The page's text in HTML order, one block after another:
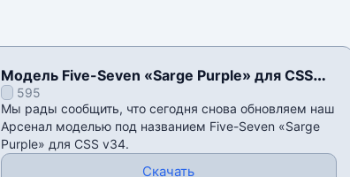
Модель Five-Seven «Sarge Purple» для CSS
v34595
Мы рады сообщить, что сегодня снова обновляем наш
Арсенал моделью под названием Five-Seven «Sarge
Purple» для CSS v34.
Скачать